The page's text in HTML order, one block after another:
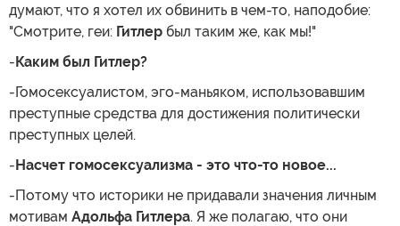
думают, что я хотел их обвинить в чем-то, наподобие:
"Смотрите, геи: Гитлер был таким же, как мы!"
-Каким был Гитлер?
-Гомосексуалистом, эго-маньяком, использовавшим
преступные средства для достижения политически
преступных целей.
-Насчет гомосексуализма - это что-то новое...
-Потому что историки не придавали значения личным
мотивам Адольфа Гитлера. Я же полагаю, что они